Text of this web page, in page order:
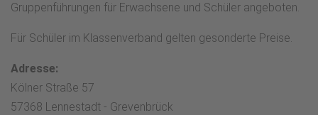
Gruppenführungen für Erwachsene und Schüler angeboten.
Für Schüler im Klassenverband gelten gesonderte Preise.
Adresse:
Kölner Straße 57
57368 Lennestadt - Grevenbrück